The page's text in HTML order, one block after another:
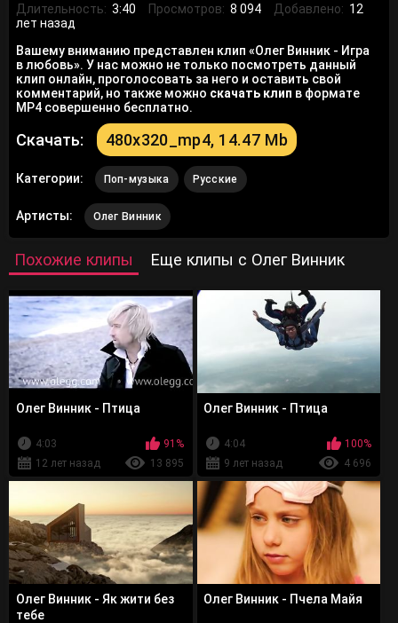
Длительность: 3:40 Просмотров: 8 094 Добавлено: 12
лет назад
Вашему вниманию представлен клип «Олег Винник - Игра
в любовь». У нас можно не только посмотреть данный
клип онлайн, проголосовать за него и оставить свой
комментарий, но также можно скачать клип в формате
MP4 совершенно бесплатно.
Скачать: 480x320_mp4, 14.47 Mb
Категории: Поп-музыка Русские
Артисты: Олег Винник
Похожие клипы Еще клипы с Олег Винник
Олег Винник - Птица
4:03
91%
12 лет назад
13 895
Олег Винник - Птица
4:04
100%
9 лет назад
4 696
Олег Винник - Як жити без
тебе
Олег Винник - Пчела Майя